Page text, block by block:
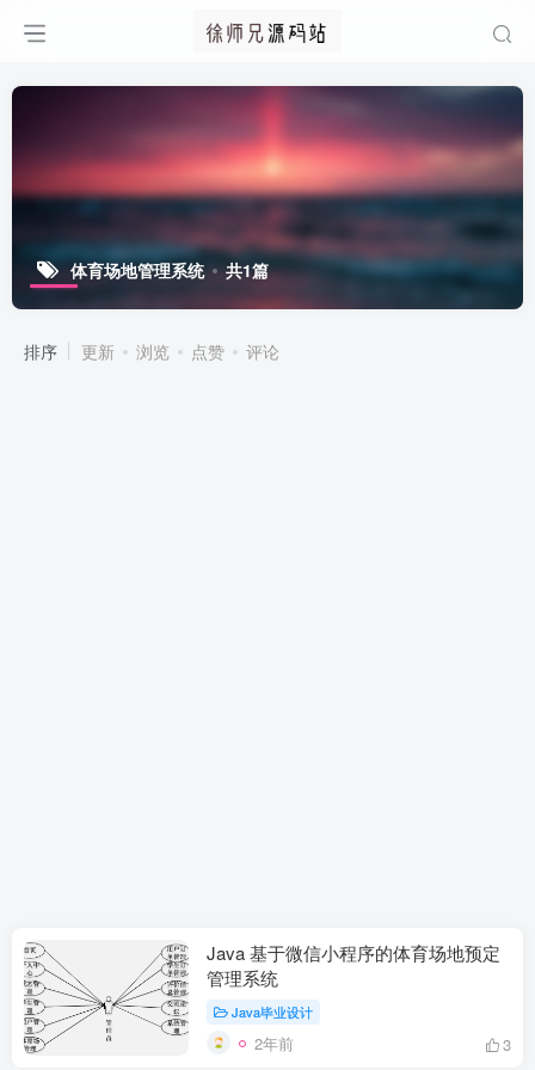
体育场地管理系统 共1篇
排序 更新 浏览 点赞 评论
Java 基于微信小程序的体育场地预定
管理系统
Java毕业设计
2年前 3